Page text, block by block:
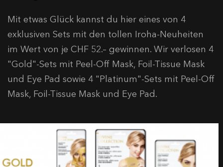
Mit etwas Glück kannst du hier eines von 4
exklusiven Sets mit den tollen Iroha-Neuheiten
im Wert von je CHF 52.– gewinnen. Wir verlosen 4
"Gold"-Sets mit Peel-Off Mask, Foil-Tissue Mask
und Eye Pad sowie 4 "Platinum"-Sets mit Peel-Off
Mask, Foil-Tissue Mask und Eye Pad.